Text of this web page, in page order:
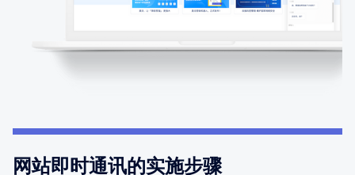
网站即时通讯的实施步骤